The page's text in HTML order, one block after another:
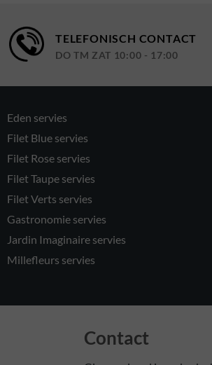
TELEFONISCH CONTACT
DO TM ZAT 10:00 - 17:00
Eden servies
Filet Blue servies
Filet Rose servies
Filet Taupe servies
Filet Verts servies
Gastronomie servies
Jardin Imaginaire servies
Millefleurs servies
Contact